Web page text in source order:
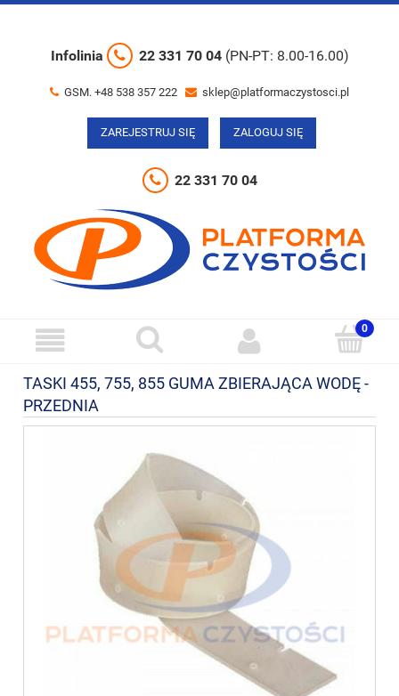
Infolinia 22 331 70 04 (PN-PT: 8.00-16.00)
GSM. +48 538 357 222 sklep@platformaczystosci.pl
ZAREJESTRUJ SIĘ ZALOGUJ SIĘ
22 331 70 04
TASKI 455, 755, 855 GUMA ZBIERAJĄCA WODĘ -
PRZEDNIA